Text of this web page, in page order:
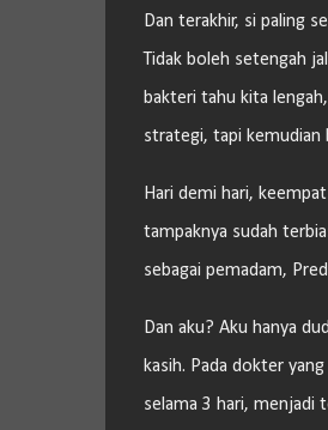
Dan terakhir, si paling
Tidak boleh setengah
bakteri tahu kita
strategi, tapi kemudian
Hari demi hari,
tampaknya sudah
sebagai pemadam,
Dan aku? Aku hanya
kasih. Pada dokter
selama 3 hari, menjadi